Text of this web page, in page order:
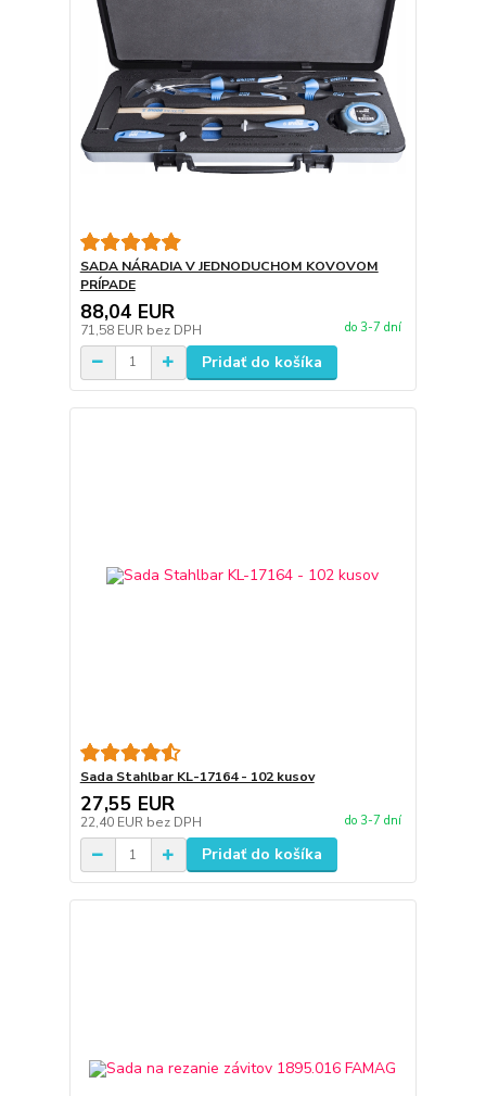
SADA NÁRADIA V JEDNODUCHOM KOVOVOM
PRÍPADE
88,04 EUR
71,58 EUR bez DPH do 3-7 dní
Pridať do košíka
Sada Stahlbar KL-17164 - 102 kusov
27,55 EUR
22,40 EUR bez DPH do 3-7 dní
Pridať do košíka